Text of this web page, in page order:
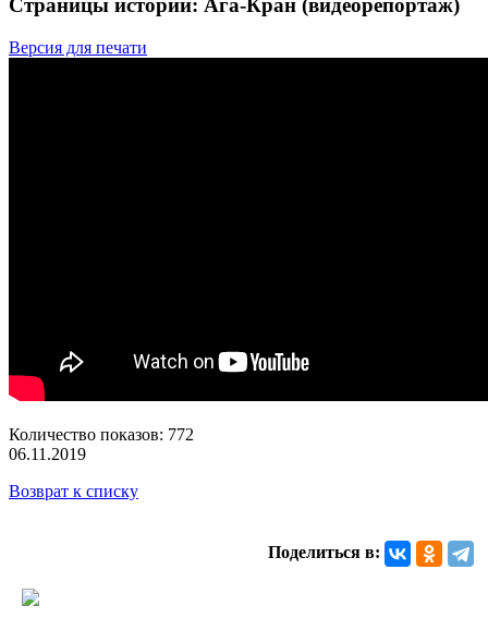
Страницы истории: Ага-Кран (видеорепортаж)
Версия для печати
Количество показов: 772
06.11.2019
Возврат к списку
Поделиться в: